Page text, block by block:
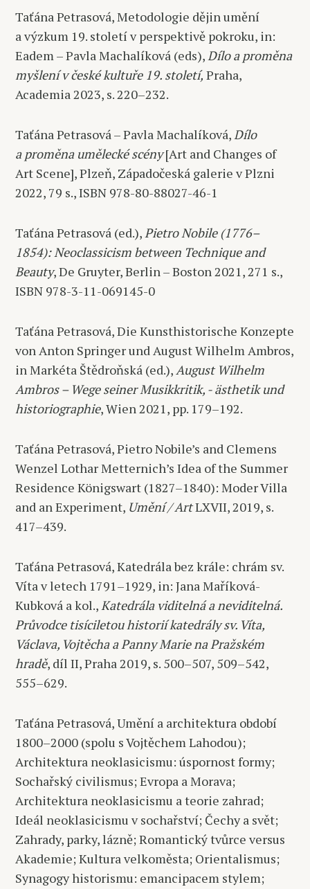
Taťána Petrasová, Metodologie dějin umění
a výzkum 19. století v perspektivě pokroku, in:
Eadem – Pavla Machalíková (eds),Dílo a proměna
myšlení v české kultuře 19. století, Praha,
Academia 2023, s. 220–232.
Taťána Petrasová – Pavla Machalíková,Dílo
a proměna umělecké scény[Art and Changes of
Art Scene], Plzeň, Západočeská galerie v Plzni
2022, 79 s., ISBN 978-80-88027-46-1
Taťána Petrasová (ed.),Pietro Nobile (1776–
1854): Neoclassicism between Technique and
Beauty, De Gruyter, Berlin – Boston 2021, 271 s.,
ISBN 978-3-11-069145-0
Taťána Petrasová, Die Kunsthistorische Konzepte
von Anton Springer und August Wilhelm Ambros,
in Markéta Štědroňská (ed.),August Wilhelm
Ambros – Wege seiner Musikkritik, - ästhetik und
historiographie, Wien 2021, pp. 179–192.
Taťána Petrasová, Pietro Nobile’s and Clemens
Wenzel Lothar Metternich’s Idea of the Summer
Residence Königswart (1827–1840): Moder Villa
and an Experiment, Umění / ArtLXVII, 2019, s.
417–439.
Taťána Petrasová, Katedrála bez krále: chrám sv.
Víta v letech 1791–1929, in: Jana Maříková-
Kubková a kol.,Katedrála viditelná a neviditelná.
Průvodce tisíciletou historií katedrály sv. Víta,
Václava, Vojtěcha a Panny Marie na Pražském
hradě, díl II, Praha 2019, s. 500–507, 509–542,
555–629.
Taťána Petrasová, Umění a architektura období
1800–2000 (spolu s Vojtěchem Lahodou);
Architektura neoklasicismu: úspornost formy;
Sochařský civilismus; Evropa a Morava;
Architektura neoklasicismu a teorie zahrad;
Ideál neoklasicismu v sochařství; Čechy a svět;
Zahrady, parky, lázně; Romantický tvůrce versus
Akademie; Kultura velkoměsta; Orientalismus;
Synagogy historismu: emancipacem stylem;